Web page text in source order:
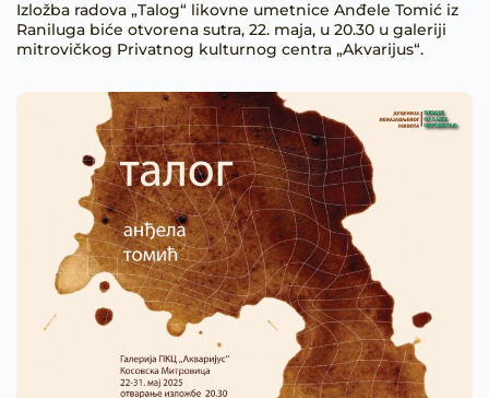
Izložba radova „Talog“ likovne umetnice Anđele Tomić iz
Raniluga biće otvorena sutra, 22. maja, u 20.30 u galeriji
mitrovičkog Privatnog kulturnog centra „Akvarijus“.